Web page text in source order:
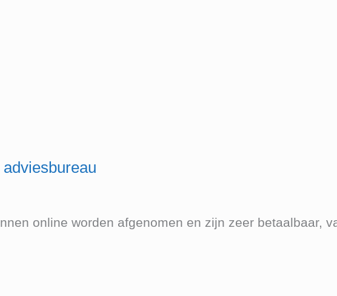
online worden afgenomen en zijn zeer betaalbaar,